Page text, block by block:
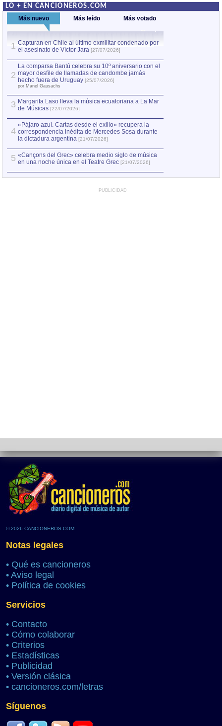
LO + EN CANCIONEROS.COM
Más nuevo Más leído Más votado
1 Capturan en Chile al último exmilitar condenado por
el asesinato de Víctor Jara [27/07/2026]
2
La comparsa Bantú celebra su 10º aniversario con el
mayor desfile de llamadas de candombe jamás
hecho fuera de Uruguay [25/07/2026]
por Manel Gausachs
3 Margarita Laso lleva la música ecuatoriana a La Mar
de Músicas [22/07/2026]
4
«Pájaro azul. Cartas desde el exilio» recupera la
correspondencia inédita de Mercedes Sosa durante
la dictadura argentina [21/07/2026]
5 «Cançons del Grec» celebra medio siglo de música
en una noche única en el Teatre Grec [21/07/2026]
PUBLICIDAD
© 2026 CANCIONEROS.COM
Notas legales
• Qué es cancioneros
• Aviso legal
• Política de cookies
Servicios
• Contacto
• Cómo colaborar
• Criterios
• Estadísticas
• Publicidad
• Versión clásica
• cancioneros.com/letras
Síguenos